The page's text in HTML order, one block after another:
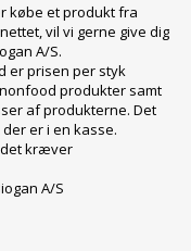
købe et produkt fra
vil vi gerne give dig
A/S.
er prisen per styk
produkter samt
af produkterne. Det
er i en kasse.
det kræver
A/S